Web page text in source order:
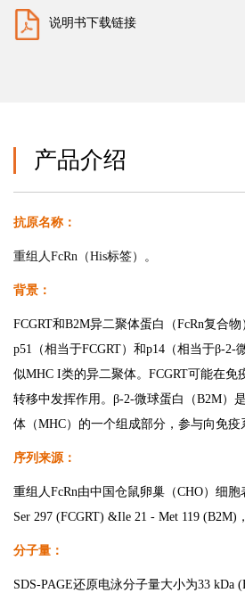
说明书下载链接
产品介绍
抗原名称：
重组人FcRn（His标签）。
背景：
FCGRT和B2M异二聚体蛋白（FcRn复合物
p51（相当于FCGRT）和p14（相当于β-2-
似MHC I类的异二聚体。FCGRT可能在免
转移中发挥作用。β-2-微球蛋白（B2M）
体（MHC）的一个组成部分，参与向免疫
序列来源：
重组人FcRn由中国仓鼠卵巢（CHO）细
Ser 297 (FCGRT) &Ile 21 - Met 119 (B2M)
分子量：
SDS-PAGE还原电泳分子量大小为33 kDa